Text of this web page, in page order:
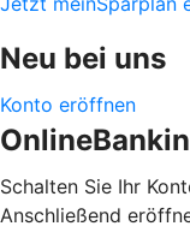
Neu bei uns
Konto eröffnen
Schalten Sie Ihr
Anschließend